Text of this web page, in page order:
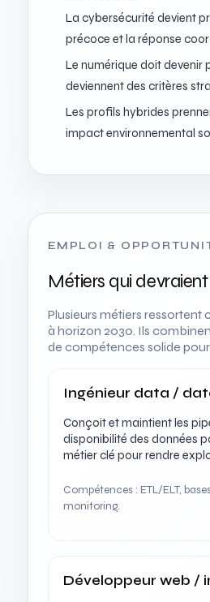
La cybersécurité devient
précoce et la réponse
Le numérique doit devenir
deviennent des critères
Les profils hybrides
impact environnemental
EMPLOI &
Métiers qui
Plusieurs métiers
à horizon 2030. Ils
de compétences solide
Ingénieur data /
Conçoit et maintient les
disponibilité des données
métier clé pour rendre
Compétences : ETL/ELT,
monitoring.
Développeur web /